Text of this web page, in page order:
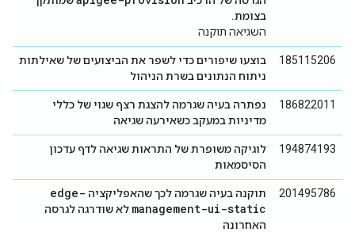
בצומת.
השגיאה תוקנה
185115206
בוצעו שיפורים כדי לשפר את הביצועים של שאילתות
ניתוח הנתונים בשרת הניהול
186822011
נפתרה בעיה שגרמה להצגת רצף שגוי של כללי
מדיניות במעקב כשאירעה שגיאה
194874193
לוגיקה משופרת של התראות שגיאה לדף עדכון
הסיסמאות
201495786 תוקנה בעיה שגרמה לכך שהאפליקציה edge-
management-ui-static לא שודרגה לגרסה
האחרונה